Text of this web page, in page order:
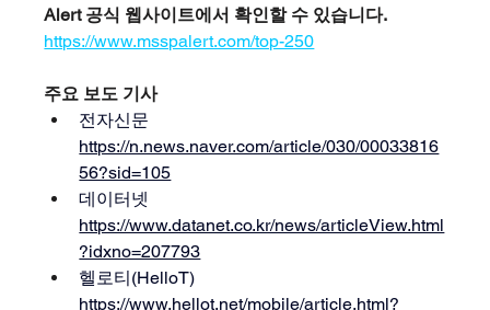
Alert 공식 웹사이트에서 확인할 수 있습니다.
https://www.msspalert.com/top-250
주요 보도 기사
전자신문
https://n.news.naver.com/article/030/00033816
56?sid=105
데이터넷
https://www.datanet.co.kr/news/articleView.html
?idxno=207793
헬로티(HelloT)
https://www.hellot.net/mobile/article.html?